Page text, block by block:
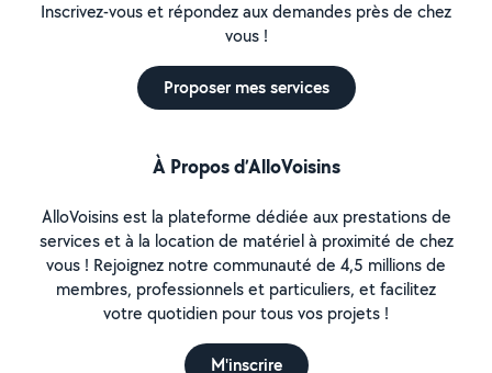
Inscrivez-vous et répondez aux demandes près de chez
vous !
Proposer mes services
À Propos d’AlloVoisins
AlloVoisins est la plateforme dédiée aux prestations de
services et à la location de matériel à proximité de chez
vous ! Rejoignez notre communauté de 4,5 millions de
membres, professionnels et particuliers, et facilitez
votre quotidien pour tous vos projets !
M'inscrire